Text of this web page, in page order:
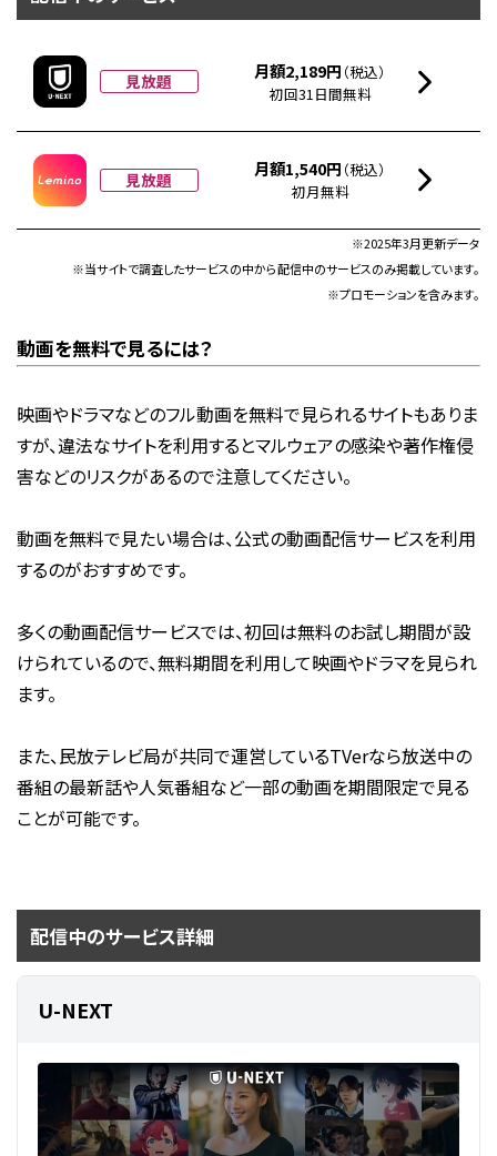
見放題 月額2,189円 （税込）
初回31日間無料
見放題 月額1,540円 （税込）
初月無料
※2025年3月更新データ
※当サイトで調査したサービスの中から配信中のサービスのみ掲載しています。
※プロモーションを含みます。
動画を無料で見るには？
映画やドラマなどのフル動画を無料で見られるサイトもありま
すが、違法なサイトを利用するとマルウェアの感染や著作権侵
害などのリスクがあるので注意してください。
動画を無料で見たい場合は、公式の動画配信サービスを利用
するのがおすすめです。
多くの動画配信サービスでは、初回は無料のお試し期間が設
けられているので、無料期間を利用して映画やドラマを見られ
ます。
また、民放テレビ局が共同で運営しているTVerなら放送中の
番組の最新話や人気番組など一部の動画を期間限定で見る
ことが可能です。
配信中のサービス詳細
U-NEXT